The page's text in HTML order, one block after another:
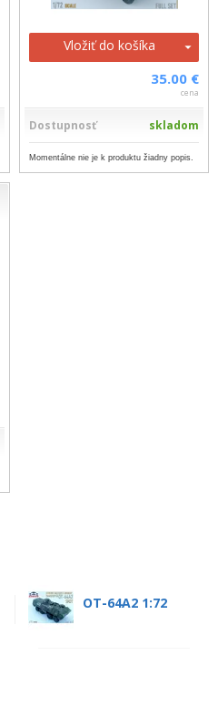
OT-64A2 1:72
Vložiť do košíka
35.00 €
cena
Dostupnosť skladom
Momentálne nie je k produktu žiadny popis.